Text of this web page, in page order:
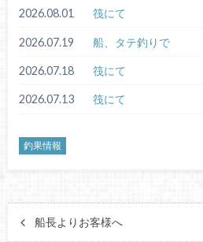
2026.08.01 筏にて
2026.07.19 船、タテ釣りで
2026.07.18 筏にて
2026.07.13 筏にて
釣果情報
船長よりお客様へ